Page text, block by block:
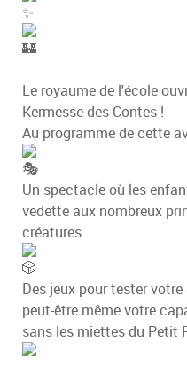
Le royaume de l'école
Kermesse des Contes !
Au programme de cette
Un spectacle où les
vedette aux nombreux
créatures ...
Des jeux pour tester
peut-être même votre
sans les miettes du Petit